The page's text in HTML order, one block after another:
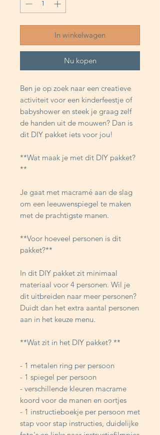
In winkelwagen
Nu kopen
Ben je op zoek naar een creatieve
activiteit voor een kinderfeestje of
babyshower en steek je graag zelf
de handen uit de mouwen? Dan is
dit DIY pakket iets voor jou!
**Wat maak je met dit DIY pakket?
**
Je gaat met macramé aan de slag
om een leeuwenspiegel te maken
met de prachtigste manen.
**Voor hoeveel personen is dit
pakket?**
In dit DIY pakket zit minimaal
materiaal voor 4 personen. Wil je
dit uitbreiden naar meer personen?
Duidt dan het extra aantal personen
aan in het keuze menu.
**Wat zit in het DIY pakket? **
- 1 metalen ring per persoon
- 1 spiegel per persoon
- verschillende kleuren macrame
koord voor de manen en oortjes
- 1 instructieboekje per persoon met
stap voor stap instructies, duidelijke